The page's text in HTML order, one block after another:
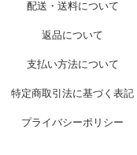
配送・送料について
返品について
支払い方法について
特定商取引法に基づく表記
プライバシーポリシー